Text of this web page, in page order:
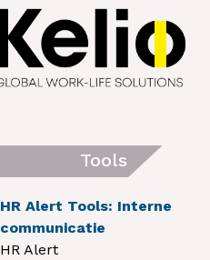
Tools
HR Alert Tools: Interne
communicatie
HR Alert